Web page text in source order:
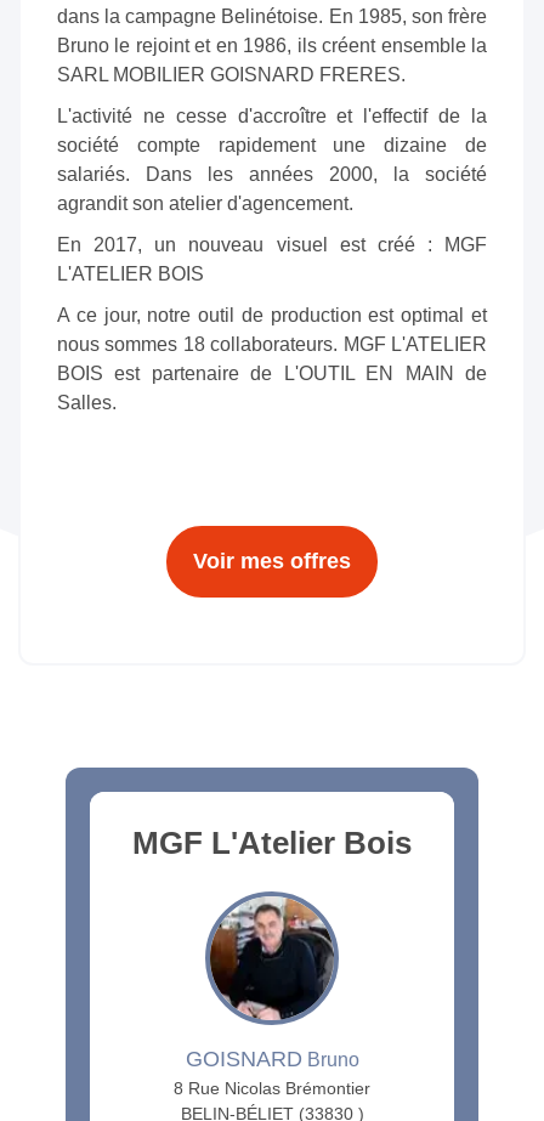
dans la campagne Belinétoise. En 1985, son frère
Bruno le rejoint et en 1986, ils créent ensemble la
SARL MOBILIER GOISNARD FRERES.
L'activité ne cesse d'accroître et l'effectif de la
société compte rapidement une dizaine de
salariés. Dans les années 2000, la société
agrandit son atelier d'agencement.
En 2017, un nouveau visuel est créé : MGF
L'ATELIER BOIS
A ce jour, notre outil de production est optimal et
nous sommes 18 collaborateurs. MGF L'ATELIER
BOIS est partenaire de L'OUTIL EN MAIN de
Salles.
Voir mes offres
MGF L'Atelier Bois
GOISNARD Bruno
8 Rue Nicolas Brémontier
BELIN-BÉLIET (33830 )